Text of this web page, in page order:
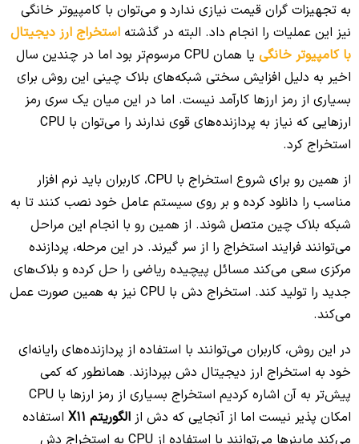
به تجهیزات گران قیمت نیازی ندارد و می‌توان با کامپیوتر خانگی
نیز این عملیات را انجام داد. البته در گذشته استخراج ارز دیجیتال
با کامپیوتر خانگی
یا همان CPU مرسوم‌تر بود اما در چندین سال
اخیر به دلیل افزایش سختی شبکه‌های بلاک چینی این روش برای
بسیاری از رمز ارزها کارآمد نیست. اما در این میان یک سری رمز
ارزهایی که نیاز به پردازنده‌های قوی ندارند را می‌توان با CPU
استخراج کرد.
از همین رو برای شروع استخراج با CPU، کاربران باید نرم افزار
مناسب را دانلود کرده و بر روی سیستم عامل خود نصب کنند تا به
شبکه بلاک چین متصل شوند. از همین رو با انجام این مراحل
می‌توانند فرایند استخراج را از سر گیرند. در این مرحله، پردازنده
مرکزی سعی می‌کند مسائل پیچیده ریاضی را حل کرده و بلاک‌های
جدید را تولید کند. استخراج دش با CPU نیز به همین صورت عمل
می‌کند.
در این روش، کاربران می‌توانند با استفاده از پردازنده‌های رایانه‌ای
خود به استخراج ارز دیجیتال دش بپردازند. همانطور که کمی
پیش‌تر به آن اشاره کردیم استخراج بسیاری از رمز ارزها با CPU
امکان پذیر نیست اما از آنجایی که دش از الگوریتم X11
استفاده